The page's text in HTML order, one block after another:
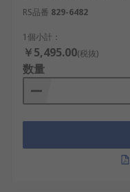
RS品番 829-6482
1個小計：
￥5,495.00(税抜)
数量